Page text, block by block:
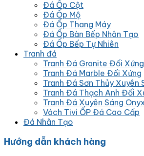
Đá Ốp Cột
Đá Ốp Mộ
Đá Ốp Thang Máy
Đá Ốp Bàn Bếp Nhân Tạo
Đá Ốp Bếp Tự Nhiên
Tranh đá
Tranh Đá Granite Đối Xứng
Tranh Đá Marble Đối Xứng
Tranh Đá Sơn Thủy Xuyên
Tranh Đá Thạch Anh Đối
Tranh Đá Xuyên Sáng Onyx
Vách Tivi ỐP Đá Cao Cấp
Đá Nhân Tạo
Hướng dẫn khách hàng